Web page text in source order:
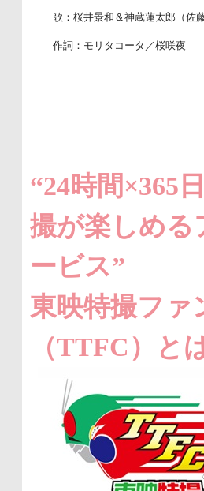
歌：桜井景和＆神蔵蓮太郎（佐藤
作詞：モリタコータ／桜咲夜
“24時間×365
撮が楽しめる
ービス”
東映特撮ファ
（TTFC）と